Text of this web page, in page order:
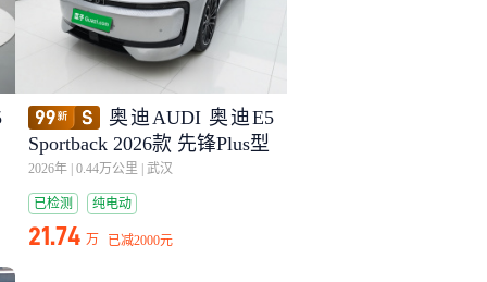
奥迪AUDI 奥迪E5
Sportback 2026款 先锋Plus型
2026年 0.44万公里 武汉
已检测 纯电动
21.74 万 已减2000元